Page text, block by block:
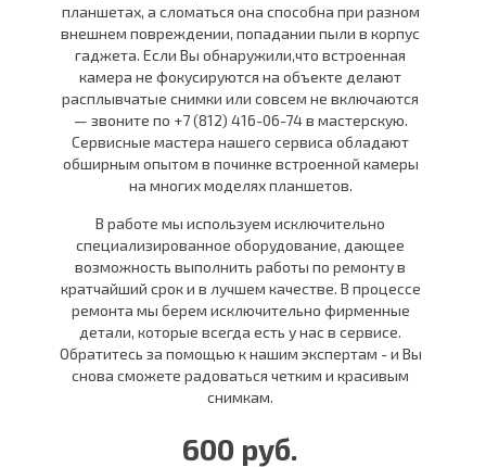
планшетах, а сломаться она способна при разном
внешнем повреждении, попадании пыли в корпус
гаджета. Если Вы обнаружили,что встроенная
камера не фокусируются на объекте делают
расплывчатые снимки или совсем не включаются
— звоните по +7 (812) 416-06-74 в мастерскую.
Сервисные мастера нашего сервиса обладают
обширным опытом в починке встроенной камеры
на многих моделях планшетов.
В работе мы используем исключительно
специализированное оборудование, дающее
возможность выполнить работы по ремонту в
кратчайший срок и в лучшем качестве. В процессе
ремонта мы берем исключительно фирменные
детали, которые всегда есть у нас в сервисе.
Обратитесь за помощью к нашим экспертам - и Вы
снова сможете радоваться четким и красивым
снимкам.
600 руб.